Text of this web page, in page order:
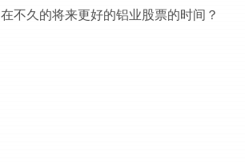
在不久的将来更好的铝业股票的时间？